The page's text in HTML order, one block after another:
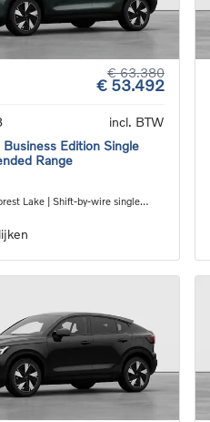
€ 63.380
€ 53.492
incl. BTW
Edition Single
Range
Lake | Shift-by-wire single